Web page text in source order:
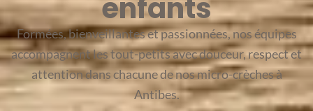
enfants
Formées, bienveillantes et passionnées, nos équipes
accompagnent les tout-petits avec douceur, respect et
attention dans chacune de nos micro-crèches à
Antibes.